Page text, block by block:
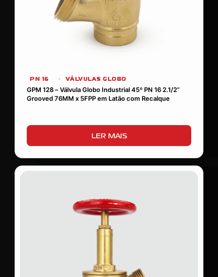
PN 16
VÁLVULAS GLOBO
GPM 128 – Válvula Globo Industrial 45º PN 16 2.1/2”
Grooved 76MM x 5FPP em Latão com Recalque
LER MAIS